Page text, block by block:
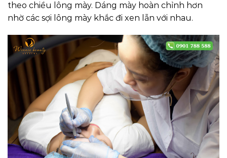
theo chiều lông mày. Dáng mày hoàn chỉnh hơn
nhờ các sợi lông mày khắc đi xen lẫn với nhau.